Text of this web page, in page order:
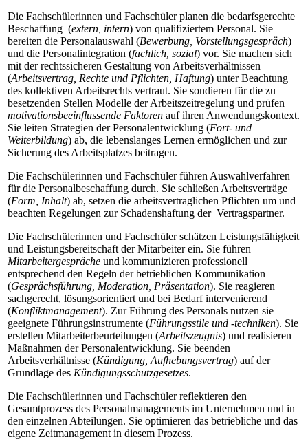
Die Fachschülerinnen und Fachschüler planen die bedarfsgerechte
Beschaffung (extern, intern) von qualifiziertem Personal. Sie
bereiten die Personalauswahl (Bewerbung, Vorstellungsgespräch)
und die Personalintegration (fachlich, sozial) vor. Sie machen sich
mit der rechtssicheren Gestaltung von Arbeitsverhältnissen
(Arbeitsvertrag, Rechte und Pflichten, Haftung) unter Beachtung
des kollektiven Arbeitsrechts vertraut. Sie sondieren für die zu
besetzenden Stellen Modelle der Arbeitszeitregelung und prüfen
motivationsbeeinflussende Faktoren auf ihren Anwendungskontext.
Sie leiten Strate­gien der Personalentwicklung (Fort- und
Weiterbildung) ab, die lebenslanges Lernen ermöglichen und zur
Sicherung des Arbeitsplatzes beitragen.
Die Fachschülerinnen und Fachschüler führen Auswahlverfahren
für die Personal­­beschaffung durch. Sie schließen Arbeitsverträge
(Form, Inhalt) ab, setzen die arbeits­vertraglichen Pflichten um und
beachten Regelungen zur Schadenshaftung der Vertragspartner.
Die Fachschülerinnen und Fachschüler schätzen Leistungsfähigkeit
und Leistungs­bereitschaft der Mitarbeiter ein. Sie führen
Mitarbeitergespräche und kommunizieren professionell
entsprechend den Regeln der betrieblichen Kommunikation
(Gesprächs­führung, Moderation, Präsentation). Sie reagieren
sachgerecht, lösungsorientiert und bei Bedarf intervenierend
(Konfliktmanagement). Zur Führung des Personals nutzen sie
geeignete Führungsinstrumente (Führungsstile und -techniken). Sie
er­stellen Mitarbeiterbeurteilungen (Arbeitszeugnis) und realisieren
Maßnahmen der Personal­entwicklung. Sie beenden
Arbeitsverhältnisse (Kündigung, Aufhebungsvertrag) auf der
Grundlage des Kündigungsschutzgesetzes.
Die Fachschülerinnen und Fachschüler reflektieren den
Gesamtprozess des Personalmanagements im Unternehmen und in
den einzelnen Abteilungen. Sie optimieren das betriebliche und das
eigene Zeitmanagement in diesem Prozess.